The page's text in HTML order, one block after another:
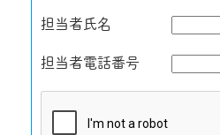
担当者氏名
担当者電話番号